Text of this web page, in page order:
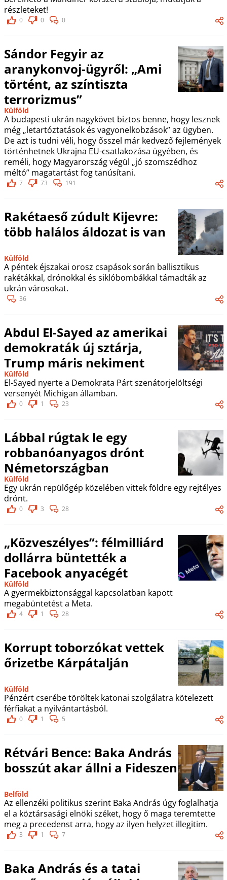
részleteket!
0 0 0
Sándor Fegyir az
aranykonvoj-ügyről: „Ami
történt, az színtiszta
terrorizmus”
Külföld
A budapesti ukrán nagykövet biztos benne, hogy lesznek
még „letartóztatások és vagyonelkobzások” az ügyben.
De azt is tudni véli, hogy ősszel már kedvező fejlemények
történhetnek Ukrajna EU-csatlakozása ügyében, és
reméli, hogy Magyarország végül „jó szomszédhoz
méltó” magatartást fog tanúsítani.
7 73 191
Rakétaeső zúdult Kijevre:
több halálos áldozat is van
Külföld
A péntek éjszakai orosz csapások során ballisztikus
rakétákkal, drónokkal és siklóbombákkal támadták az
ukrán városokat.
36
Abdul El-Sayed az amerikai
demokraták új sztárja,
Trump máris nekiment
Külföld
El-Sayed nyerte a Demokrata Párt szenátorjelöltségi
versenyét Michigan államban.
0 1 23
Lábbal rúgtak le egy
robbanóanyagos drónt
Németországban
Külföld
Egy ukrán repülőgép közelében vittek földre egy rejtélyes
drónt.
0 3 28
„Közveszélyes”: félmilliárd
dollárra büntették a
Facebook anyacégét
Külföld
A gyermekbiztonsággal kapcsolatban kapott
megabüntetést a Meta.
4 1 28
Korrupt toborzókat vettek
őrizetbe Kárpátalján
Külföld
Pénzért cserébe töröltek katonai szolgálatra kötelezett
férfiakat a nyilvántartásból.
0 1 5
Rétvári Bence: Baka András
bosszút akar állni a Fideszen
Belföld
Az ellenzéki politikus szerint Baka András úgy foglalhatja
el a köztársasági elnöki széket, hogy ő maga teremtette
meg a precedenst arra, hogy az ilyen helyzet illegitim.
3 1 7
Baka András és a tatai